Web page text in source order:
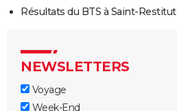
Résultats du BTS à Saint-Restitut
NEWSLETTERS
Voyage
Week-End